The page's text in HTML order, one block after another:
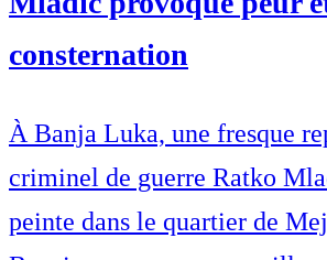
consternation
À Banja Luka, une fresque
criminel de guerre Ratko
peinte dans le quartier de